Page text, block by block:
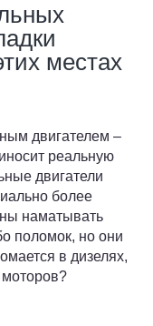
местах
двигателем –
реальную
двигатели
более
наматывать
поломок, но они
в дизелях,
моторов?